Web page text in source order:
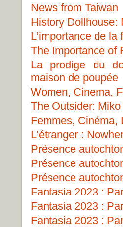
News from Taiwan
History Dollhouse:
L’importance de
The Importance of
La prodige du
maison de poupée
Women, Cinema,
The Outsider:
Femmes, Cinéma,
L’étranger :
Présence
Présence
Présence
Fantasia 2023 :
Fantasia 2023 :
Fantasia 2023 :